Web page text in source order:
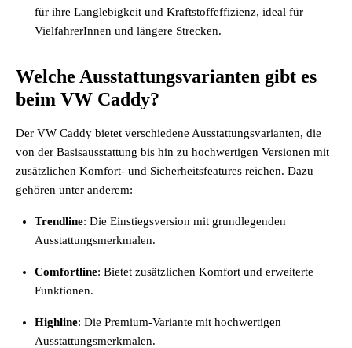
für ihre Langlebigkeit und Kraftstoffeffizienz, ideal für
VielfahrerInnen und längere Strecken.
Welche Ausstattungsvarianten gibt es
beim VW Caddy?
Der VW Caddy bietet verschiedene Ausstattungsvarianten, die
von der Basisausstattung bis hin zu hochwertigen Versionen mit
zusätzlichen Komfort- und Sicherheitsfeatures reichen. Dazu
gehören unter anderem:
Trendline: Die Einstiegsversion mit grundlegenden
Ausstattungsmerkmalen.
Comfortline: Bietet zusätzlichen Komfort und erweiterte
Funktionen.
Highline: Die Premium-Variante mit hochwertigen
Ausstattungsmerkmalen.